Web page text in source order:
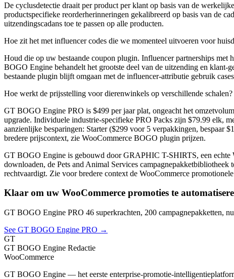
De cyclusdetectie draait per product per klant op basis van de
productspecifieke reorderherinneringen gekalibreerd op basis van de
uitzendingscadans toe te passen op alle producten.
Hoe zit het met influencer codes die we momenteel uitvoeren voor
Houd die op uw bestaande coupon plugin. Influencer partnerships met
BOGO Engine behandelt het grootste deel van de uitzending en klant-
bestaande plugin blijft omgaan met de influencer-attributie gebruik
Hoe werkt de prijsstelling voor dierenwinkels op verschillende schalen?
GT BOGO Engine PRO is $499 per jaar plat, ongeacht het
upgrade. Individuele industrie-specifieke PRO Packs zijn $79.99 elk,
aanzienlijke besparingen: Starter ($299 voor 5 verpakkingen, bespaar
bredere prijscontext, zie WooCommerce BOGO plugin prijzen.
GT BOGO Engine is gebouwd door GRAPHIC T-SHIRTS, een echte
downloaden, de Pets and Animal Services
rechtvaardigt. Zie voor bredere context de WooCommerce
Klaar om uw WooCommerce promoties te
GT BOGO Engine PRO 46 superkrachten, 200 campagnepakketten,
See GT BOGO Engine PRO →
GT
GT BOGO Engine Redactie
WooCommerce
GT BOGO Engine — het eerste enterprise-promotie-